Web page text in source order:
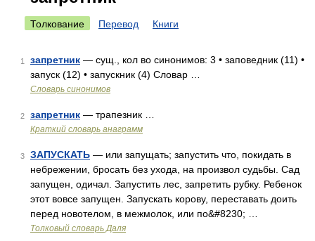
Толкование Перевод Книги
1 запретник — сущ., кол во синонимов: 3 • заповедник (11) •
запуск (12) • запускник (4) Словар …
Словарь синонимов
2 запретник — трапезник …
Краткий словарь анаграмм
3 ЗАПУСКАТЬ — или запущать; запустить что, покидать в
небрежении, бросать без ухода, на произвол судьбы. Сад
запущен, одичал. Запустить лес, запретить рубку. Ребенок
этот вовсе запущен. Запускать корову, переставать доить
перед новотелом, в межмолок, или по&#8230; …
Толковый словарь Даля